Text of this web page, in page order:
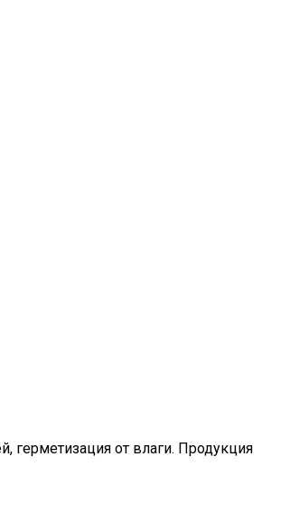
герметизация от влаги. Продукция